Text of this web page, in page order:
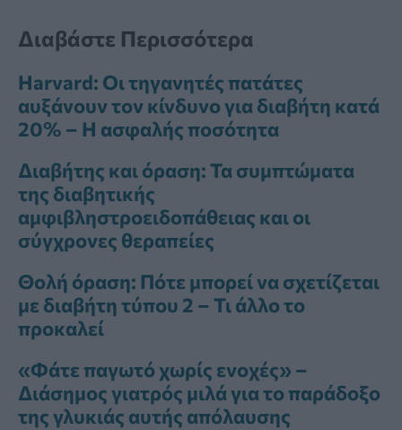
Διαβάστε Περισσότερα
Harvard: Οι τηγανητές πατάτες
αυξάνουν τον κίνδυνο για διαβήτη κατά
20% – Η ασφαλής ποσότητα
Διαβήτης και όραση: Τα συμπτώματα
της διαβητικής
αμφιβληστροειδοπάθειας και οι
σύγχρονες θεραπείες
Θολή όραση: Πότε μπορεί να σχετίζεται
με διαβήτη τύπου 2 – Τι άλλο το
προκαλεί
«Φάτε παγωτό χωρίς ενοχές» –
Διάσημος γιατρός μιλά για το παράδοξο
της γλυκιάς αυτής απόλαυσης